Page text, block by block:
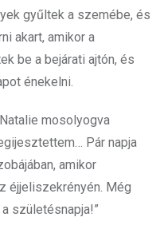
gyűltek a szemébe, és
akart, amikor a
be a bejárati ajtón, és
énekelni.
mosolyogva
Pár napja
amikor
éjjeliszekrényén. Még
születésnapja!”